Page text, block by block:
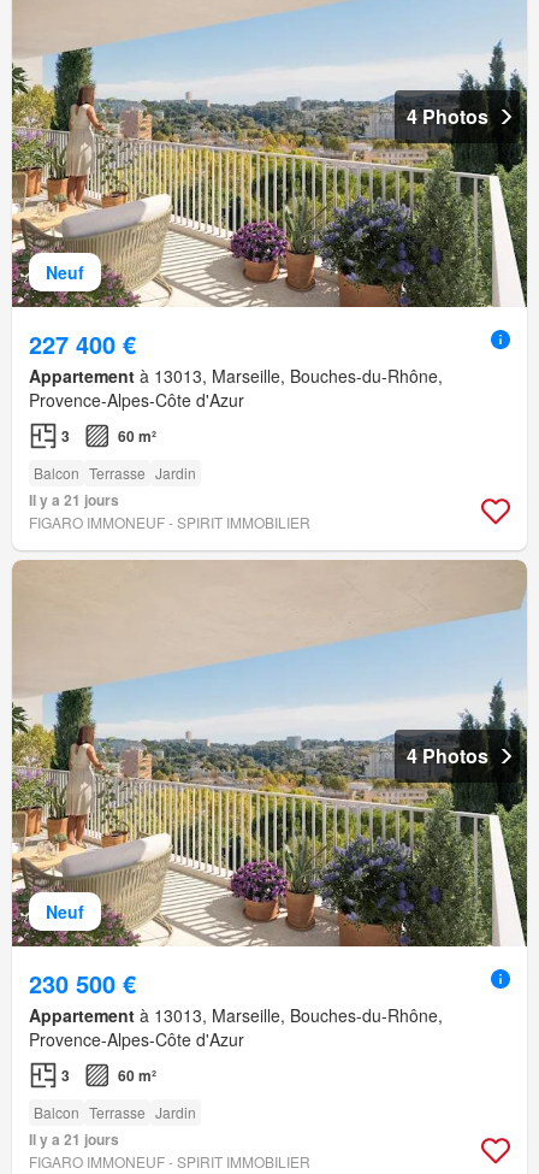
Neuf
4 Photos
227 400 €
Appartement à 13013, Marseille, Bouches-du-Rhône,
Provence-Alpes-Côte d'Azur
3 60 m²
Balcon Terrasse Jardin
Il y a 21 jours
FIGARO IMMONEUF - SPIRIT IMMOBILIER
Neuf
4 Photos
230 500 €
Appartement à 13013, Marseille, Bouches-du-Rhône,
Provence-Alpes-Côte d'Azur
3 60 m²
Balcon Terrasse Jardin
Il y a 21 jours
FIGARO IMMONEUF - SPIRIT IMMOBILIER